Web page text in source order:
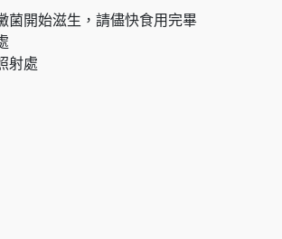
菌開始滋生，請儘快食用完畢
射處